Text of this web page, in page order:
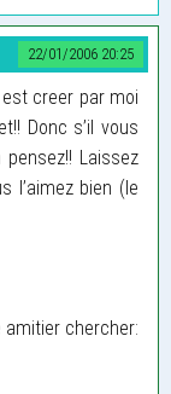
22/01/2006 20:25
creer par moi
Donc s’il vous
Laissez
l’aimez bien (le
amitier chercher: